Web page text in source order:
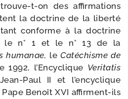
​t-​on des affir­ma­tions
la doc­trine de la liber­té
conforme à la doc­trine
le n° 1 et le n° 13 de la
huma­nae, leCatéchisme de
1992, l’Encyclique Veritatis
​Paul II et l’encyclique
Benoît XVI affirment-​ils